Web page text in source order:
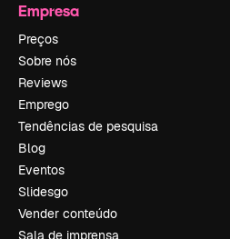
Empresa
Preços
Sobre nós
Reviews
Emprego
Tendências de pesquisa
Blog
Eventos
Slidesgo
Vender conteúdo
Sala de imprensa